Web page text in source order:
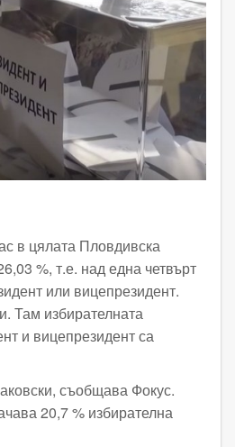
в цялата Пловдивска
%, т.е. над една четвърт
или вицепрезидент.
Там избирателната
и вицепрезидент са
съобщава Фокус.
20,7 % избирателна